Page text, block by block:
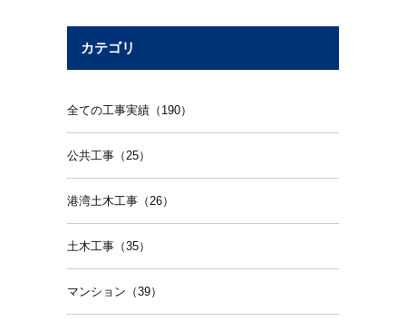
カテゴリ
全ての工事実績（190）
公共工事（25）
港湾土木工事（26）
土木工事（35）
マンション（39）